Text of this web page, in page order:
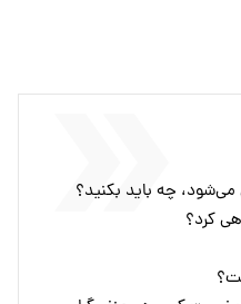
می‌شود، چه باید بکنید؟
کرد؟